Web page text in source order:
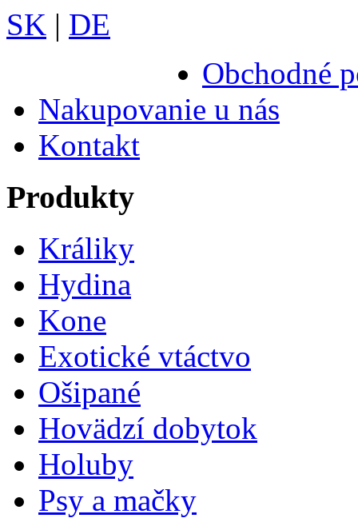
SK | DE
Obchodné
Nakupovanie u nás
Kontakt
Produkty
Králiky
Hydina
Kone
Exotické vtáctvo
Ošipané
Hovädzí dobytok
Holuby
Psy a mačky